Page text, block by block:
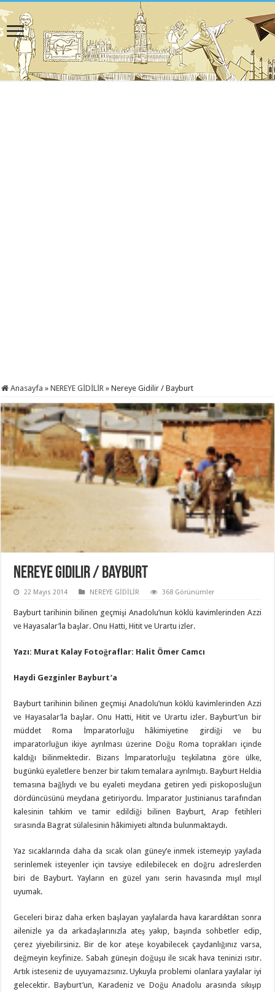
Anasayfa » NEREYE GİDİLİR » Nereye Gidilir / Bayburt
Nereye Gidilir / Bayburt
22 Mayıs 2014 NEREYE GİDİLİR 368 Görünümler
Bayburt tarihinin bilinen geçmişi Anadolu’nun köklü kavimlerinden Azzi
ve Hayasalar’la başlar. Onu Hatti, Hitit ve Urartu izler.
Yazı: Murat Kalay Fotoğraflar: Halit Ömer Camcı
Haydi Gezginler Bayburt’a
Bayburt tarihinin bilinen geçmişi Anadolu’nun köklü kavimlerinden Azzi
ve Hayasalar’la başlar. Onu Hatti, Hitit ve Urartu izler. Bayburt’un bir
müddet Roma İmparatorluğu hâkimiyetine girdiği ve bu
imparatorluğun ikiye ayrılması üzerine Doğu Roma toprakları içinde
kaldığı bilinmektedir. Bizans İmparatorluğu teşkilatına göre ülke,
bugünkü eyaletlere benzer bir takım temalara ayrılmıştı. Bayburt Heldia
temasına bağlıydı ve bu eyaleti meydana getiren yedi piskoposluğun
dördüncüsünü meydana getiriyordu. İmparator Justinianus tarafından
kalesinin tahkim ve tamir edildiği bilinen Bayburt, Arap fetihleri
sırasında Bagrat sülalesinin hâkimiyeti altında bulunmaktaydı.
Yaz sıcaklarında daha da sıcak olan güney’e inmek istemeyip yaylada
serinlemek isteyenler için tavsiye edilebilecek en doğru adreslerden
biri de Bayburt. Yayların en güzel yanı serin havasında mışıl mışıl
uyumak.
Geceleri biraz daha erken başlayan yaylalarda hava karardıktan sonra
ailenizle ya da arkadaşlarınızla ateş yakıp, başında sohbetler edip,
çerez yiyebilirsiniz. Bir de kor ateşe koyabilecek çaydanlığınız varsa,
değmeyin keyfinize. Sabah güneşin doğuşu ile sıcak hava teninizi ısıtır.
Artık isteseniz de uyuyamazsınız. Uykuyla problemi olanlara yaylalar iyi
gelecektir. Bayburt’un, Karadeniz ve Doğu Anadolu arasında sıkışıp